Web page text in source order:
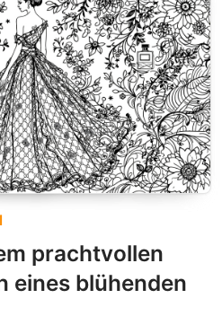
prachtvollen
eines blühenden